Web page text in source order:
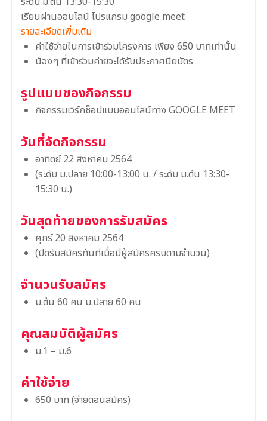
เรียนผ่านออนไลน์ โปรแกรม google meet
รายละเอียดเพิ่มเติม
ค่าใช้จ่ายในการเข้าร่วมโครงการ เพียง 650 บาทเท่านั้น
น้องๆ ที่เข้าร่วมค่ายจะได้รับประกาศนียบัตร
รูปแบบของกิจกรรม
กิจกรรมเวิร์กช็อปแบบออนไลน์ทาง GOOGLE MEET
วันที่จัดกิจกรรม
อาทิตย์ 22 สิงหาคม 2564
(ระดับ ม.ปลาย 10:00-13:00 น. / ระดับ ม.ต้น 13:30-
15:30 น.)
วันสุดท้ายของการรับสมัคร
ศุกร์ 20 สิงหาคม 2564
(ปิดรับสมัครทันทีเมื่อมีผู้สมัครครบตามจำนวน)
จำนวนรับสมัคร
ม.ต้น 60 คน ม.ปลาย 60 คน
คุณสมบัติผู้สมัคร
ม.1 – ม.6
ค่าใช้จ่าย
650 บาท (จ่ายตอนสมัคร)